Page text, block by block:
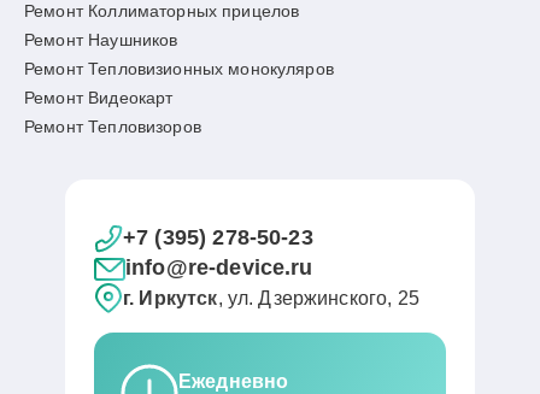
Ремонт Коллиматорных прицелов
Ремонт Наушников
Ремонт Тепловизионных монокуляров
Ремонт Видеокарт
Ремонт Тепловизоров
+7 (395) 278-50-23
info@re-device.ru
г. Иркутск, ул. Дзержинского, 25
Ежедневно